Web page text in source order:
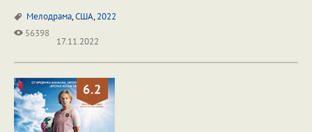
Мелодрама,США,2022
56398
17.11.2022
6.2